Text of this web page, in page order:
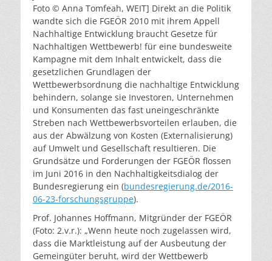
Foto © Anna Tomfeah, WEIT] Direkt an die Politik
wandte sich die FGEÖR 2010 mit ihrem Appell
Nachhaltige Entwicklung braucht Gesetze für
Nachhaltigen Wettbewerb! für eine bundesweite
Kampagne mit dem Inhalt entwickelt, dass die
gesetzlichen Grundlagen der
Wettbewerbsordnung die nachhaltige Entwicklung
behindern, solange sie Investoren, Unternehmen
und Konsumenten das fast uneingeschränkte
Streben nach Wettbewerbsvorteilen erlauben, die
aus der Abwälzung von Kosten (Externalisierung)
auf Umwelt und Gesellschaft resultieren. Die
Grundsätze und Forderungen der FGEÖR flossen
im Juni 2016 in den Nachhaltigkeitsdialog der
Bundesregierung ein (bundesregierung.de/2016-
06-23-forschungsgruppe).
Prof. Johannes Hoffmann, Mitgründer der FGEÖR
(Foto: 2.v.r.): „Wenn heute noch zugelassen wird,
dass die Marktleistung auf der Ausbeutung der
Gemeingüter beruht, wird der Wettbewerb